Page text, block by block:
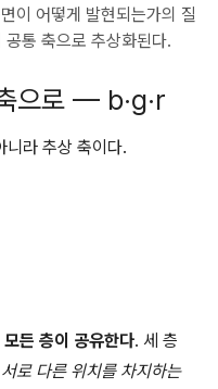
이 어떻게 발현되는가의 질
통 축으로 추상화된다.
으로 — b·g·r
니라 추상 축이다.
든 층이 공유한다. 세 층
서로 다른 위치를 차지하는